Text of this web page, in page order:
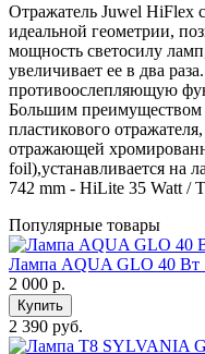
Отражатель Juwel HiFlex
идеальной геометрии,
мощность светосилу
увеличивает ее в два
противоослепляющую
Большим преимуществом
пластикового
отражающей
foil),устанавливается на
742 mm - HiLite 35 Watt /
Популярные товары
Лампа AQUA GLO 40 Bт
2 000 р.
Купить
2 390 руб.